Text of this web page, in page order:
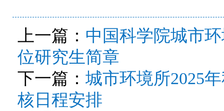
上一篇： 中国科学院城市
位研究生简章
下一篇： 城市环境所2025
核日程安排